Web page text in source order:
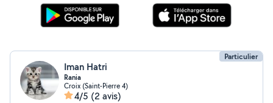
Particulier
Iman Hatri
Rania
Croix (Saint-Pierre 4)
4/5 (2 avis)